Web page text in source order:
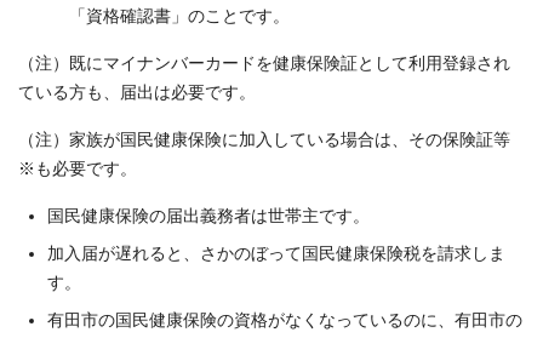
「資格確認書」のことです。
（注）既にマイナンバーカードを健康保険証として利用登録され
ている方も、届出は必要です。
（注）家族が国民健康保険に加入している場合は、その保険証等
※も必要です。
国民健康保険の届出義務者は世帯主です。
加入届が遅れると、さかのぼって国民健康保険税を請求しま
す。
有田市の国民健康保険の資格がなくなっているのに、有田市の